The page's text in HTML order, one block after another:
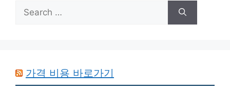
for:
가격 비용 바로가기